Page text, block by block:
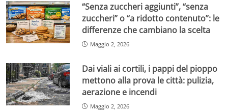
“Senza zuccheri aggiunti”, “senza
zuccheri” o “a ridotto contenuto”: le
differenze che cambiano la scelta
Maggio 2, 2026
Dai viali ai cortili, i pappi del pioppo
mettono alla prova le città: pulizia,
aerazione e incendi
Maggio 2, 2026